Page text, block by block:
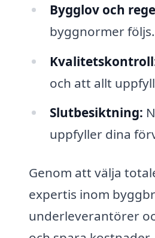
Bygglov och
byggnormer följs.
och att allt
Slutbesiktning:
uppfyller dina
Genom att välja
expertis inom
underleverantörer